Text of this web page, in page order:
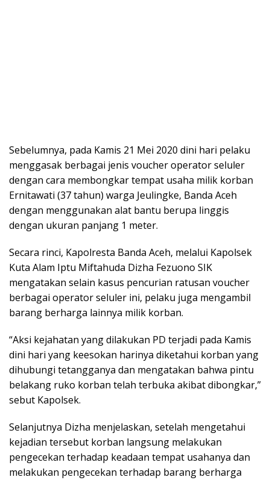
Sebelumnya, pada Kamis 21 Mei 2020 dini hari pelaku
menggasak berbagai jenis voucher operator seluler
dengan cara membongkar tempat usaha milik korban
Ernitawati (37 tahun) warga Jeulingke, Banda Aceh
dengan menggunakan alat bantu berupa linggis
dengan ukuran panjang 1 meter.
Secara rinci, Kapolresta Banda Aceh, melalui Kapolsek
Kuta Alam Iptu Miftahuda Dizha Fezuono SIK
mengatakan selain kasus pencurian ratusan voucher
berbagai operator seluler ini, pelaku juga mengambil
barang berharga lainnya milik korban.
“Aksi kejahatan yang dilakukan PD terjadi pada Kamis
dini hari yang keesokan harinya diketahui korban yang
dihubungi tetangganya dan mengatakan bahwa pintu
belakang ruko korban telah terbuka akibat dibongkar,”
sebut Kapolsek.
Selanjutnya Dizha menjelaskan, setelah mengetahui
kejadian tersebut korban langsung melakukan
pengecekan terhadap keadaan tempat usahanya dan
melakukan pengecekan terhadap barang berharga